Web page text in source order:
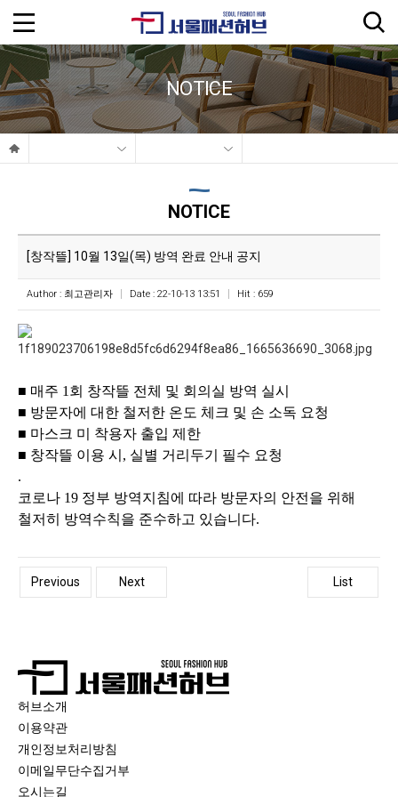
NOTICE
NOTICE
[창작뜰] 10월 13일(목) 방역 완료 안내 공지
Author : 최고관리자 Date : 22-10-13 13:51 Hit : 659
■ 매주 1 회 창작뜰 전체 및 회의실 방역 실시
■ 방문자에 대한 철저한 온도 체크 및 손 소독 요청
■ 마스크 미 착용자 출입 제한
■ 창작뜰 이용 시 , 실별 거리두기 필수 요청
.
코로나 19 정부 방역지침에 따라 방문자의 안전을 위해
철저히 방역수칙을 준수하고 있습니다.
Previous Next List
허브소개
이용약관
개인정보처리방침
이메일무단수집거부
오시는길